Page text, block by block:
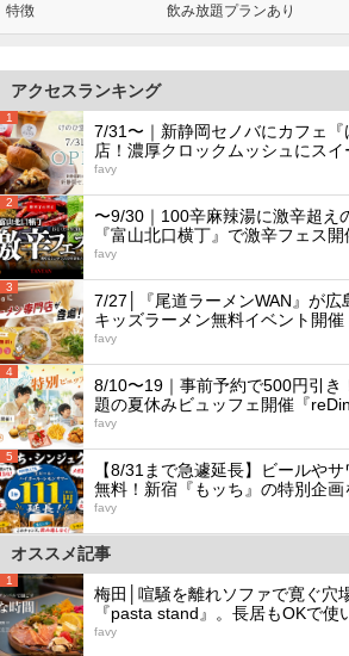
特徴 飲み放題プランあり
アクセスランキング
1
7/31〜｜新静岡セノバにカフェ『
店！濃厚クロックムッシュにスイ
favy
2
〜9/30｜100辛麻辣湯に激辛超え
『富山北口横丁』で激辛フェス開
favy
3
7/27│『尾道ラーメンWAN』が広
キッズラーメン無料イベント開催
favy
4
8/10〜19｜事前予約で500円引き
題の夏休みビュッフェ開催『
favy
5
【8/31まで急遽延長】ビールや
無料！新宿『もッち』の特別企画
favy
オススメ記事
1
梅田│喧騒を離れソファで寛ぐ穴
『pasta stand』。長居もOKで使
favy